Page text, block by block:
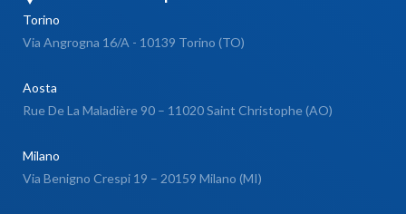
Torino
Via Angrogna 16/A - 10139 Torino (TO)
Aosta
Rue De La Maladière 90 – 11020 Saint Christophe (AO)
Milano
Via Benigno Crespi 19 – 20159 Milano (MI)